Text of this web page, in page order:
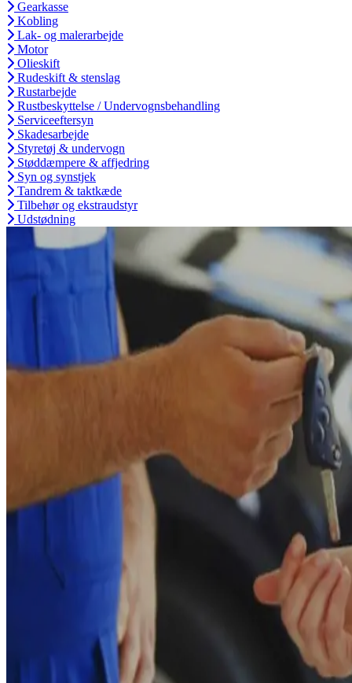
Gearkasse
Kobling
Lak- og malerarbejde
Motor
Olieskift
Rudeskift & stenslag
Rustarbejde
Rustbeskyttelse / Undervognsbehandling
Serviceeftersyn
Skadesarbejde
Styretøj & undervogn
Støddæmpere & affjedring
Syn og synstjek
Tandrem & taktkæde
Tilbehør og ekstraudstyr
Udstødning